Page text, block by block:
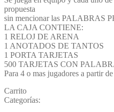
propuesta
sin mencionar las PALABRAS
LA CAJA CONTIENE:
1 RELOJ DE ARENA
1 ANOTADOS DE TANTOS
1 PORTA TARJETAS
500 TARJETAS CON
Para 4 o mas jugadores a partir
Carrito
Categorías: